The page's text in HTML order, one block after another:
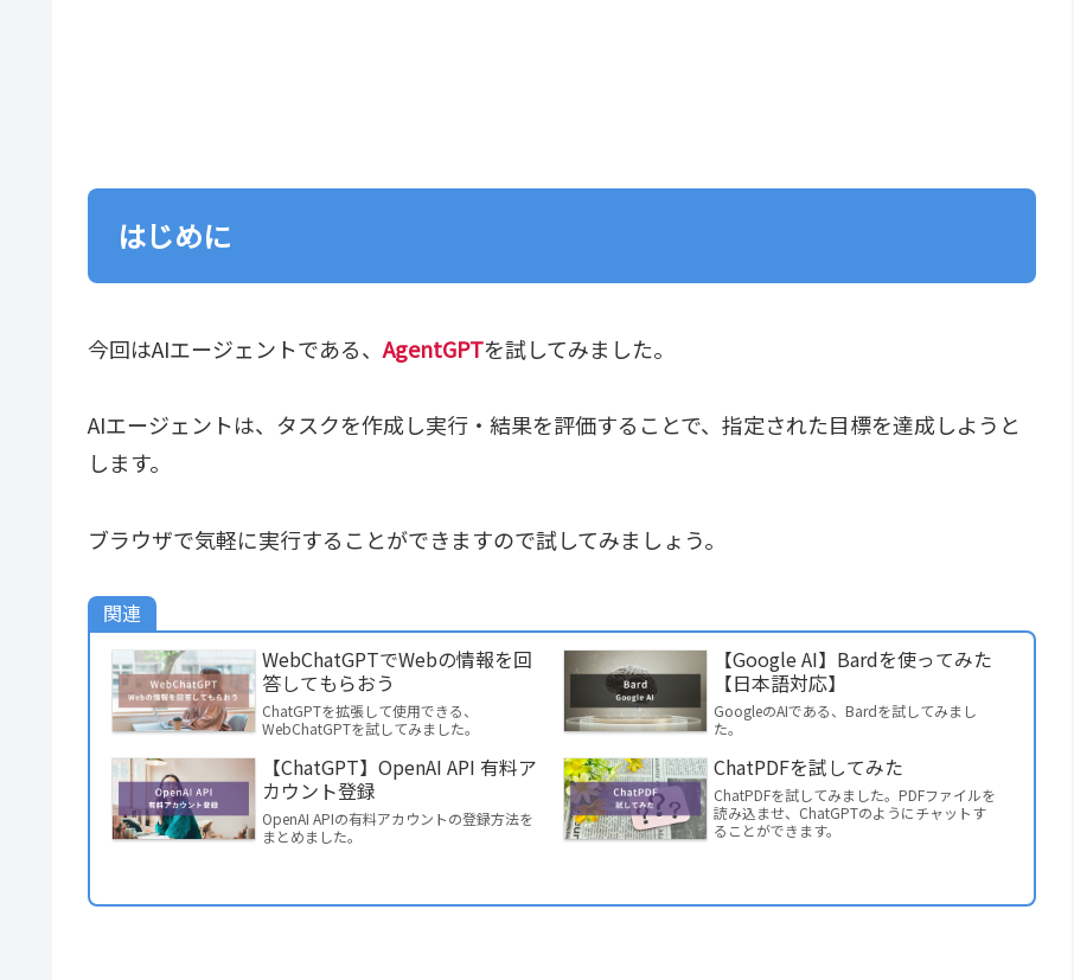
はじめに
今回はAIエージェントである、 AgentGPTを試してみました。
AIエージェントは、タスクを作成し実行・結果を評価することで、指定された目標を達成しようと
します。
ブラウザで気軽に実行することができますので試してみましょう。
関連
WebChatGPTでWebの情報を回
答してもらおう
ChatGPTを拡張して使用できる、
WebChatGPTを試してみました。
【Google AI】Bardを使ってみた
【日本語対応】
GoogleのAIである、Bardを試してみまし
た。
【ChatGPT】OpenAI API 有料ア
カウント登録
OpenAI APIの有料アカウントの登録方法を
まとめました。
ChatPDFを試してみた
ChatPDFを試してみました。PDFファイルを
読み込ませ、ChatGPTのようにチャットす
ることができます。